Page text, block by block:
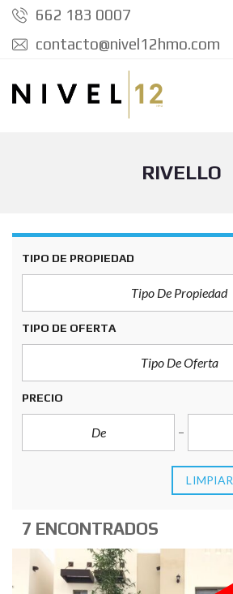
662 183 0007
contacto@nivel12hmo.com
RIVELLO
TIPO DE PROPIEDAD
Tipo De Propiedad
TIPO DE OFERTA
Tipo De Oferta
PRECIO
LIMPIAR
7 ENCONTRADOS